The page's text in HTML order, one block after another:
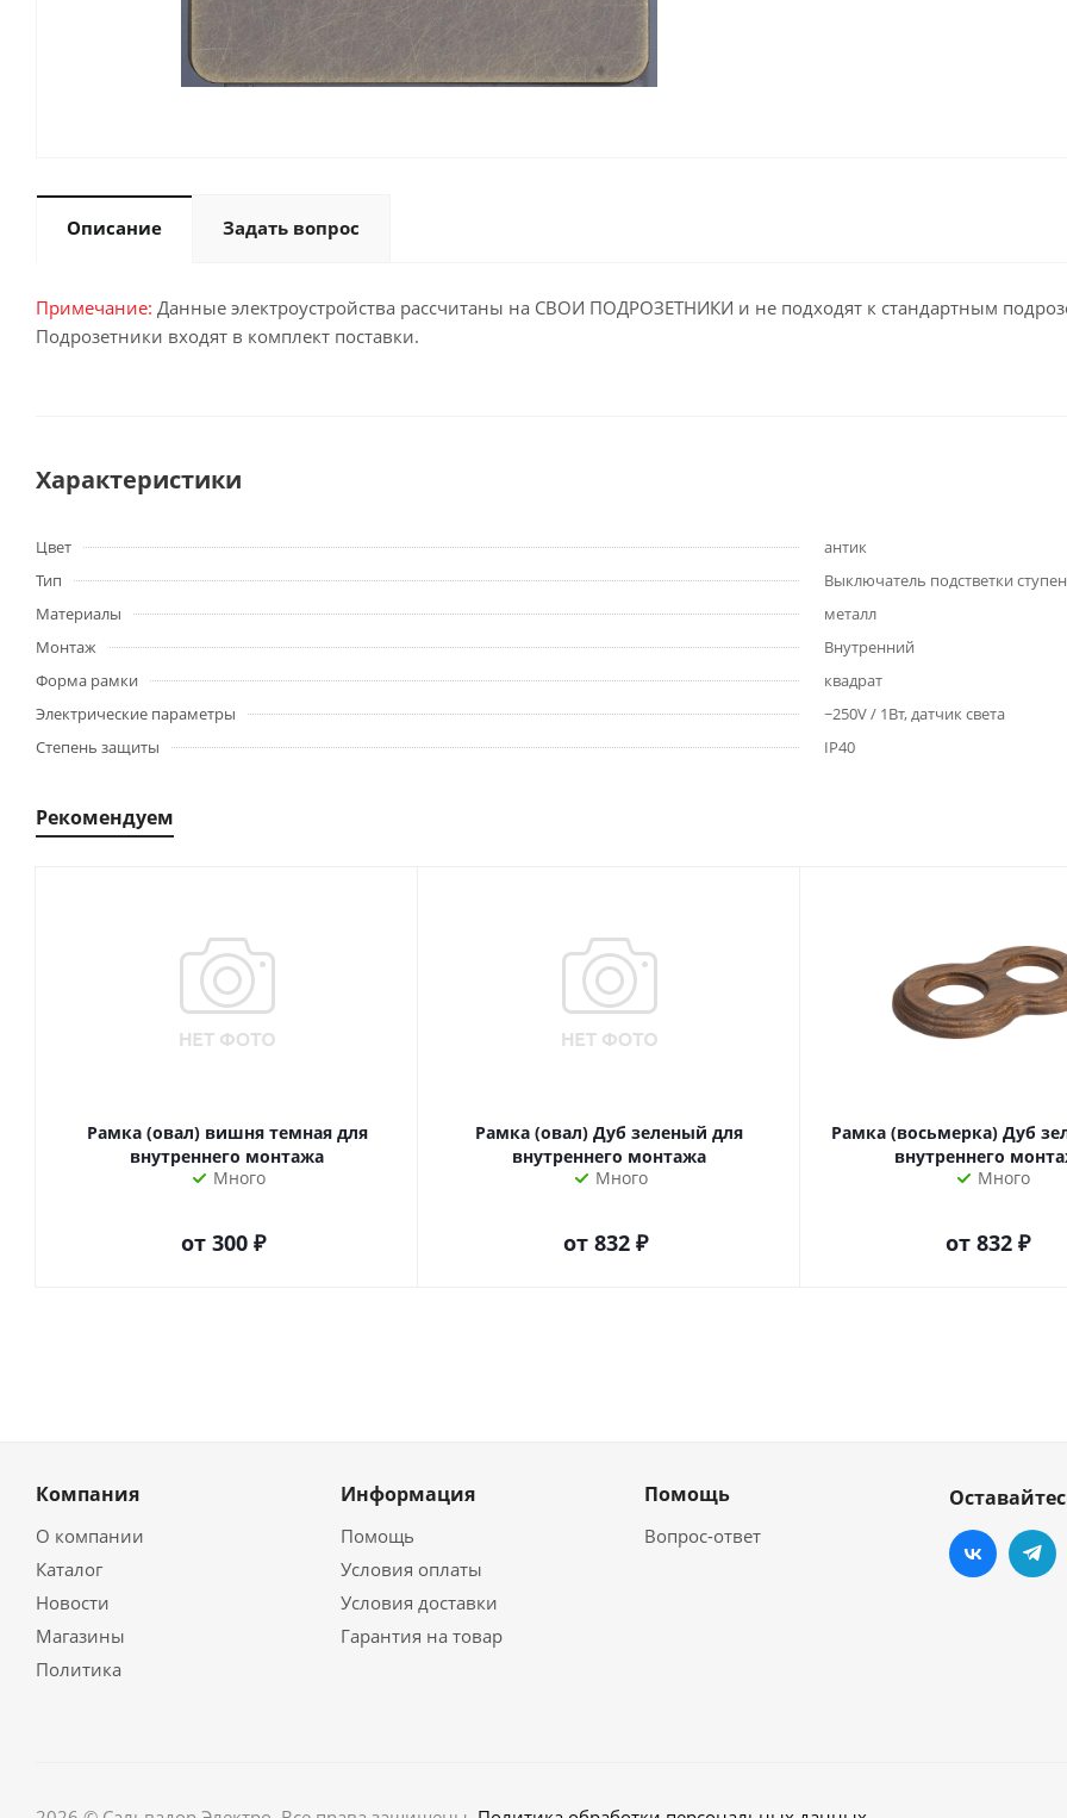
Описание Задать вопрос
Примечание: Данные электроустройства рассчитаны на СВОИ ПОДРОЗЕТНИКИ и не подходят к стандартным
Подрозетники входят в комплект поставки.
Характеристики
Цвет
антик
Тип
Выключатель подстветки
Материалы
металл
Монтаж
Внутренний
Форма рамки
квадрат
Электрические параметры
~250V / 1Вт, датчик света
Степень защиты
IP40
Рекомендуем
Рамка (овал) вишня темная для
внутреннего монтажа
Много
от 300 ₽
Рамка (овал) Дуб зеленый для
внутреннего монтажа
Много
от 832 ₽
Рамка (восьмерка) Дуб
внутреннего
Много
от 832 ₽
Компания
О компании
Каталог
Новости
Магазины
Политика
Информация
Помощь
Условия оплаты
Условия доставки
Гарантия на товар
Помощь
Вопрос-ответ